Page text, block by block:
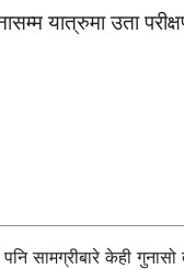
यात्रुमा उता
सामग्रीबारे केही